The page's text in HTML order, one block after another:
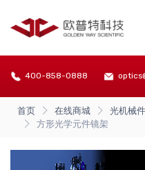
400-858-0888
首页 在线商城 光机械件
方形光学元件镜架